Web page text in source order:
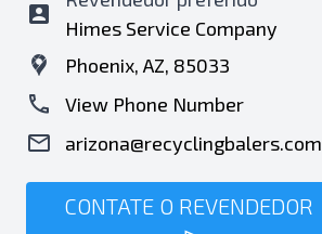
Himes Service Company
Phoenix, AZ, 85033
View Phone Number
arizona@recyclingbalers.com
CONTATE O REVENDEDOR